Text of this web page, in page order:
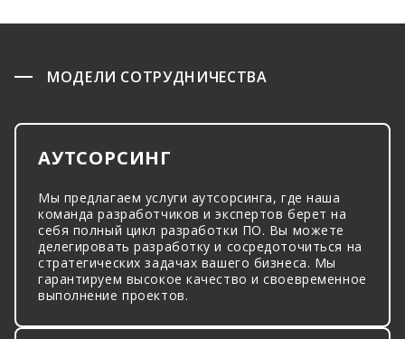
МОДЕЛИ СОТРУДНИЧЕСТВА
АУТСОРСИНГ
Мы предлагаем услуги аутсорсинга, где наша
команда разработчиков и экспертов берет на
себя полный цикл разработки ПО. Вы можете
делегировать разработку и сосредоточиться на
стратегических задачах вашего бизнеса. Мы
гарантируем высокое качество и своевременное
выполнение проектов.